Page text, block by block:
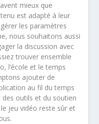
mieux que
est adapté à leur
les paramètres
nous souhaitons aussi
la discussion avec
trouver ensemble
l’école et le temps
ajouter de
au fil du temps
outils et du soutien
jeu vidéo reste sûr et